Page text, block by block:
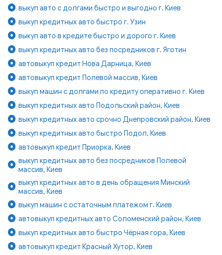
выкуп авто с долгами быстро и выгодно г. Киев
выкуп кредитных авто быстро г. Узин
выкуп авто в кредите быстро и дорого г. Киев
выкуп кредитных авто без посредников г. Яготин
автовыкуп кредит Нова Дарница, Киев
автовыкуп кредит Полевой массив, Киев
выкуп машин с долгами по кредиту оперативно г. Киев
выкуп кредитных авто Подольский район, Киев
выкуп кредитных авто срочно Днепровский район, Киев
выкуп кредитных авто быстро Подол, Киев
автовыкуп кредит Приорка, Киев
выкуп кредитных авто без посредников Полевой
массив, Киев
выкуп кредитных авто в день обращения Минский
массив, Киев
выкуп машин с остаточным платежом г. Киев
автовыкуп кредитных авто Соломенский район, Киев
выкуп кредитных авто быстро Чёрная гора, Киев
автовыкуп кредит Красный Хутор, Киев